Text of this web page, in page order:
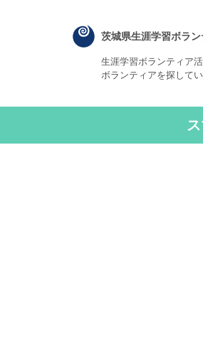
茨城県生涯学習ボラ
生涯学習ボランティア活
ボランティアを探して